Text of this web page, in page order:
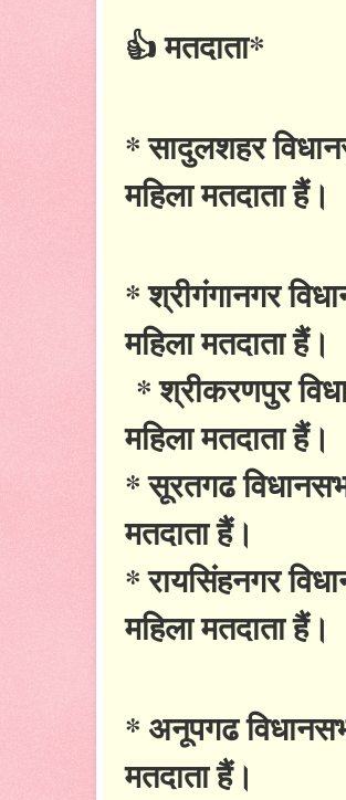
👍 मतदाता*
* सादुलशहर
महिला मतदाता हैं।
* श्रीगंगानगर
महिला मतदाता हैं।
* श्रीकरणपुर
महिला मतदाता हैं।
* सूरतगढ
मतदाता हैं।
* रायसिंहनगर
महिला मतदाता हैं।
* अनूपगढ
मतदाता हैं।